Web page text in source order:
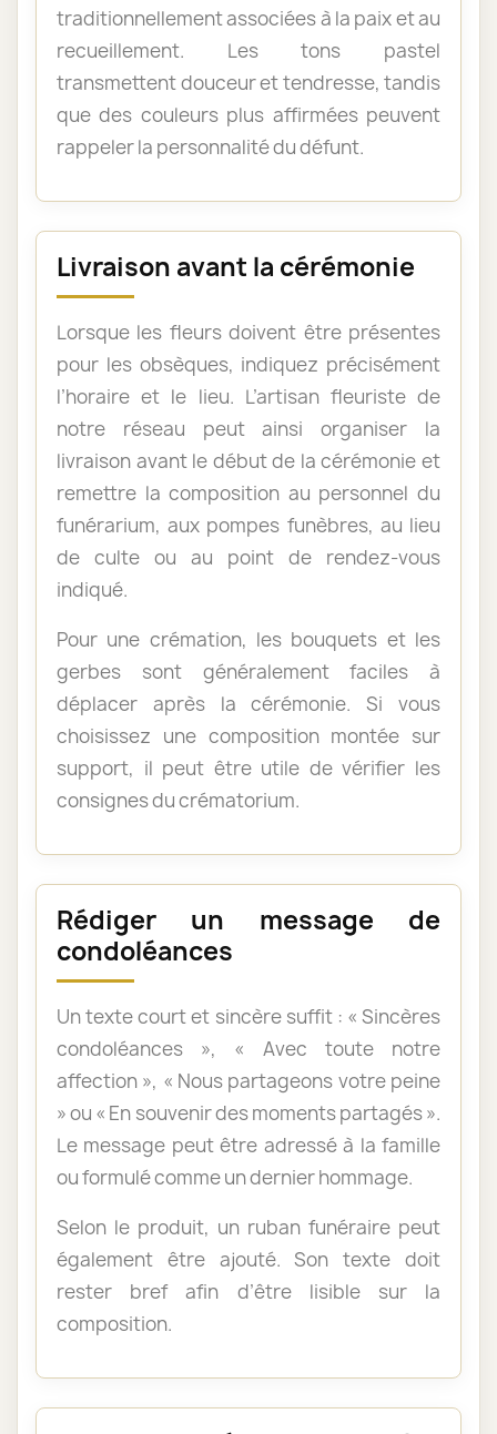
traditionnellement associées à la paix et au
recueillement. Les tons pastel
transmettent douceur et tendresse, tandis
que des couleurs plus affirmées peuvent
rappeler la personnalité du défunt.
Livraison avant la cérémonie
Lorsque les fleurs doivent être présentes
pour les obsèques, indiquez précisément
l’horaire et le lieu. L’artisan fleuriste de
notre réseau peut ainsi organiser la
livraison avant le début de la cérémonie et
remettre la composition au personnel du
funérarium, aux pompes funèbres, au lieu
de culte ou au point de rendez-vous
indiqué.
Pour une crémation, les bouquets et les
gerbes sont généralement faciles à
déplacer après la cérémonie. Si vous
choisissez une composition montée sur
support, il peut être utile de vérifier les
consignes du crématorium.
Rédiger un message de
condoléances
Un texte court et sincère suffit : « Sincères
condoléances », « Avec toute notre
affection », « Nous partageons votre peine
» ou « En souvenir des moments partagés ».
Le message peut être adressé à la famille
ou formulé comme un dernier hommage.
Selon le produit, un ruban funéraire peut
également être ajouté. Son texte doit
rester bref afin d’être lisible sur la
composition.